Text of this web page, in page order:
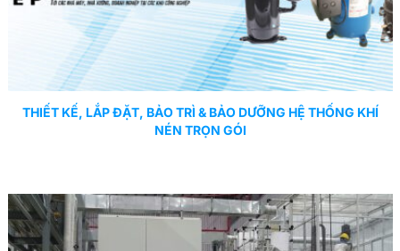
THIẾT KẾ, LẮP ĐẶT, BẢO TRÌ & BẢO DƯỠNG HỆ THỐNG KHÍ
NÉN TRỌN GÓI